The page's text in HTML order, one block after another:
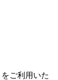
ご利用いた